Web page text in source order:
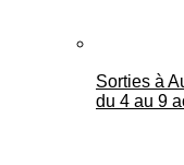
Sorties à
du 4 au 9